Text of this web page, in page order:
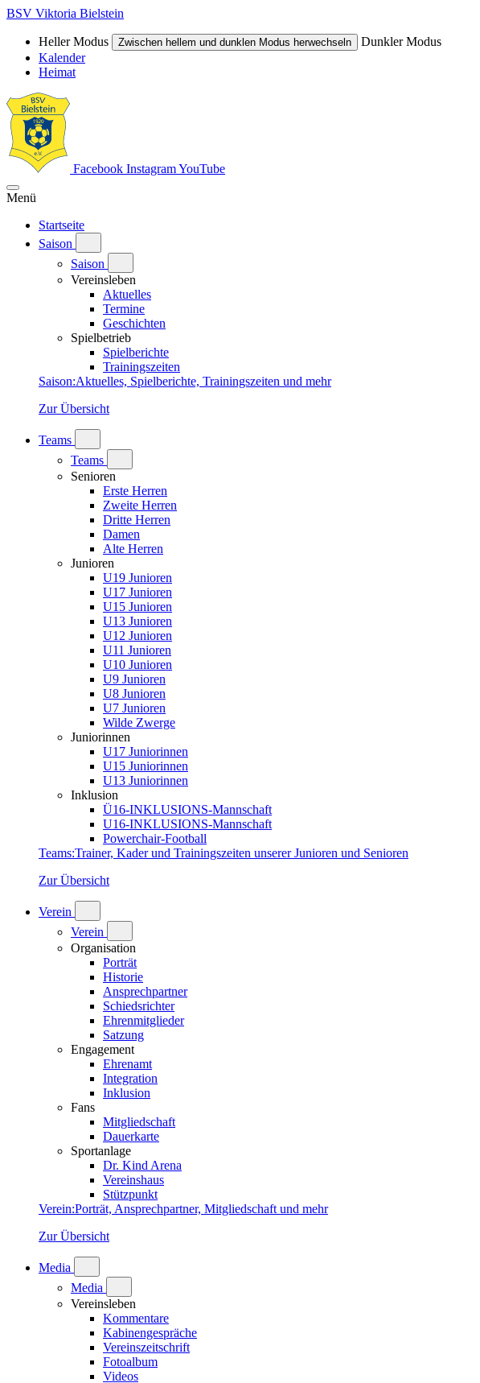
BSV Viktoria Bielstein
Heller Modus Zwischen hellem und dunklen Modus herwechseln
Dunkler Modus
Kalender
Heimat
Facebook InstagramYouTube
Menü
Startseite
Saison
Saison
Vereinsleben
Aktuelles
Termine
Geschichten
Spielbetrieb
Spielberichte
Trainingszeiten
Saison:Aktuelles, Spielberichte, Trainingszeiten und mehr
Zur Übersicht
Teams
Teams
Senioren
Erste Herren
Zweite Herren
Dritte Herren
Damen
Alte Herren
Junioren
U19 Junioren
U17 Junioren
U15 Junioren
U13 Junioren
U12 Junioren
U11 Junioren
U10 Junioren
U9 Junioren
U8 Junioren
U7 Junioren
Wilde Zwerge
Juniorinnen
U17 Juniorinnen
U15 Juniorinnen
U13 Juniorinnen
Inklusion
Ü16-INKLUSIONS-Mannschaft
U16-INKLUSIONS-Mannschaft
Powerchair-Football
Teams:Trainer, Kader und Trainingszeiten unserer Junioren und Senioren
Zur Übersicht
Verein
Verein
Organisation
Porträt
Historie
Ansprechpartner
Schiedsrichter
Ehrenmitglieder
Satzung
Engagement
Ehrenamt
Integration
Inklusion
Fans
Mitgliedschaft
Dauerkarte
Sportanlage
Dr. Kind Arena
Vereinshaus
Stützpunkt
Verein:Porträt, Ansprechpartner, Mitgliedschaft und mehr
Zur Übersicht
Media
Media
Vereinsleben
Kommentare
Kabinengespräche
Vereinszeitschrift
Fotoalbum
Videos